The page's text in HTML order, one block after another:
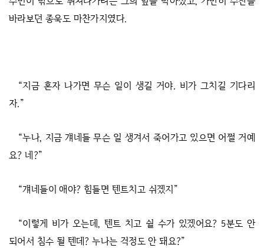
바라보던 종욱도 마찬가지였다.
“지금 혼자 나가면 무슨 일이 생길 거야. 비가 그치길 기다리
자.”
“누나, 지금 걔네들 무슨 일 생겨서 죽어가고 있으면 어쩔 거예
요? 네?”
“걔네들이 애야? 힘들면 텐트치고 쉬겠지”
“이렇게 비가 오는데, 텐트 치고 쉴 수가 있겠어요? 5분도 안
되어서 침수 될 텐데? 누나는 걱정도 안 돼요?”